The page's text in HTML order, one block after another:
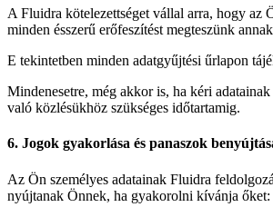
A Fluidra kötelezettséget vállal arra, hogy az
minden ésszerű erőfeszítést megteszünk
E tekintetben minden adatgyűjtési űrlapon
Mindenesetre, még akkor is, ha kéri
való közlésükhöz szükséges időtartamig.
6. Jogok gyakorlása és panaszok
Az Ön személyes adatainak Fluidra
nyújtanak Önnek, ha gyakorolni kívánja őket: